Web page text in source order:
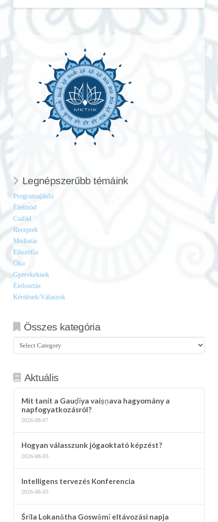
Legnépszerűbb témáink
Programajánló
Életmód
Család
Receptek
Médiatár
Filozófia
Öko
Gyerekeknek
Ételosztás
Kérdések/Válaszok
Összes kategória
Összes
kategória
Aktuális
Mit tanít a Gauḍīya vaiṣṇava hagyomány a
napfogyatkozásról?
2026-08-07
Hogyan válasszunk jógaoktató képzést?
2026-08-05
Intelligens tervezés Konferencia
2026-08-05
Śrīla Lokanātha Goswāmī eltávozási napja